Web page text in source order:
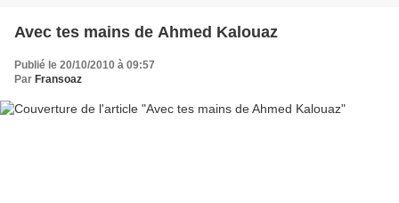
Avec tes mains de Ahmed Kalouaz
Publié le 20/10/2010 à 09:57
Par Fransoaz